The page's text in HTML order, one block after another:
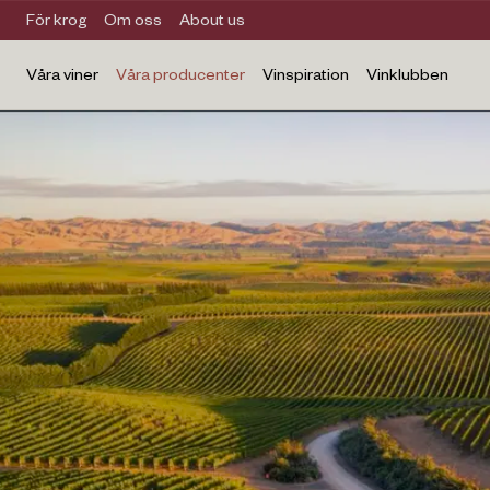
För krog Om oss About us
Våra viner Våra producenter Vinspiration Vinklubben